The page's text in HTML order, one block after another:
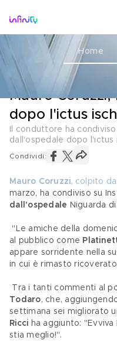
Home
SALUTE
Mauro
dopo l'ictus
Il conduttore ha
dall'ospedale dopo l'ictus
Condividi:
Mauro Coruzzi, colpito da
marzo, ha condiviso su
dall'ospedale Niguarda di
al pubblico come
appare sorridente nella
in cui è rimasto
Tra i tanti commenti al
Todaro, che,
settimana sei migliorato
Ricci ha aggiunto:
stia meglio!".